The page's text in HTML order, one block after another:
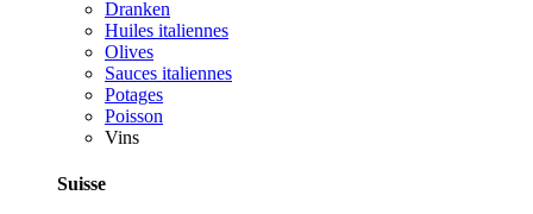
Dranken
Huiles italiennes
Olives
Sauces italiennes
Potages
Poisson
Vins
Suisse